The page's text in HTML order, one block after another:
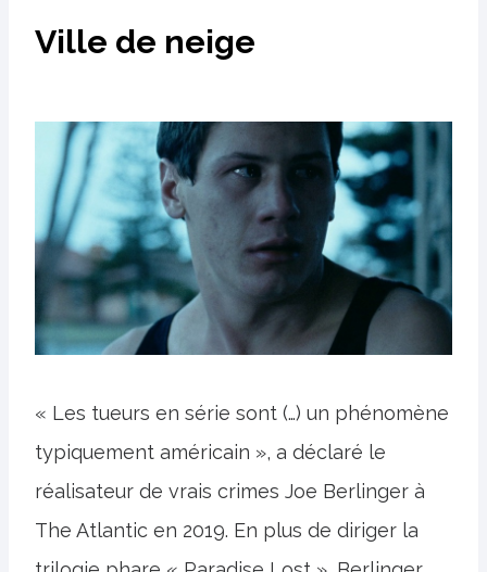
Ville de neige
« Les tueurs en série sont (…) un phénomène
typiquement américain », a déclaré le
réalisateur de vrais crimes Joe Berlinger à
The Atlantic en 2019. En plus de diriger la